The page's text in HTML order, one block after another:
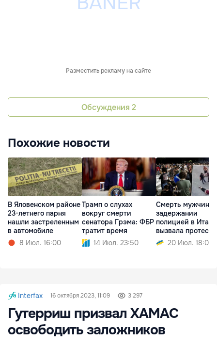
Разместить рекламу на сайте
Обсуждения 2
Похожие новости
В Яловенском районе
23-летнего парня
нашли застреленным
в автомобиле
8 Июл. 16:00
Трамп о слухах
вокруг смерти
сенатора Грэма: ФБР
тратит время
14 Июл. 23:50
Смерть мужчины
задержании
полицией в
вызвала протесты
20 Июл. 18:03
Interfax 16 октября 2023, 11:09 3 297
Гутерриш призвал ХАМАС
освободить заложников